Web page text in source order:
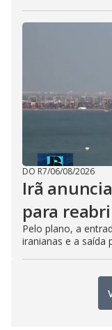
DO R7/06/08/2026
Irã
para
Pelo plano, a
iranianas e a saída